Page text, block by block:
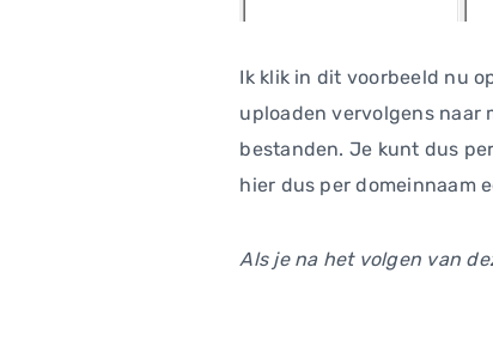
Ik klik in dit voorbeeld nu
uploaden vervolgens naar
bestanden. Je kunt dus
hier dus per domeinnaam
Als je na het volgen van